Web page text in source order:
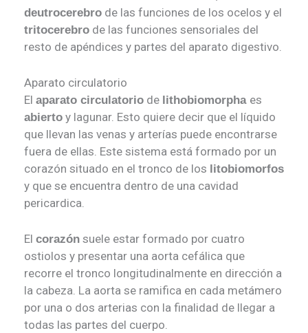
deutrocerebro de las funciones de los ocelos y el
tritocerebro de las funciones sensoriales del
resto de apéndices y partes del aparato digestivo.
Aparato circulatorio
El aparato circulatorio de lithobiomorpha es
abierto y lagunar. Esto quiere decir que el líquido
que llevan las venas y arterías puede encontrarse
fuera de ellas. Este sistema está formado por un
corazón situado en el tronco de los litobiomorfos
y que se encuentra dentro de una cavidad
pericardica.
El corazón suele estar formado por cuatro
ostiolos y presentar una aorta cefálica que
recorre el tronco longitudinalmente en dirección a
la cabeza. La aorta se ramifica en cada metámero
por una o dos arterias con la finalidad de llegar a
todas las partes del cuerpo.